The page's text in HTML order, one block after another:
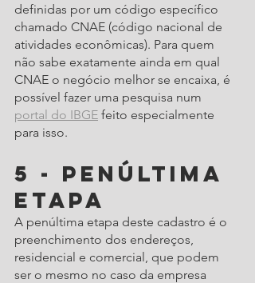
definidas por um código específico
chamado CNAE (código nacional de
atividades econômicas). Para quem
não sabe exatamente ainda em qual
CNAE o negócio melhor se encaixa, é
possível fazer uma pesquisa num
portal do IBGE feito especialmente
para isso.
5 - Penúltima
etapa
A penúltima etapa deste cadastro é o
preenchimento dos endereços,
residencial e comercial, que podem
ser o mesmo no caso da empresa